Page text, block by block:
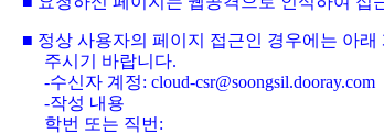
■ 정상 사용자의 페이지 접근인 경우에는 아
주시기 바랍니다.
-수신자 계정: cloud-csr@soongsil.dooray.com
-작성 내용
학번 또는 직번: